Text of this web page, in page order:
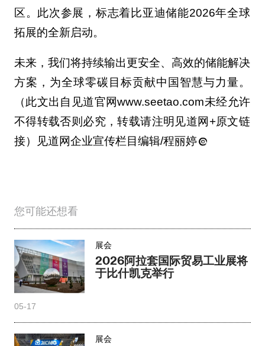
区。此次参展，标志着比亚迪储能2026年全球
拓展的全新启动。
未来，我们将持续输出更安全、高效的储能解决
方案，为全球零碳目标贡献中国智慧与力量。
（此文出自见道官网www.seetao.com未经允许
不得转载否则必究，转载请注明见道网+原文链
接）见道网企业宣传栏目编辑/程丽婷
您可能还想看
展会
2026阿拉套国际贸易工业展将
于比什凯克举行
05-17
展会